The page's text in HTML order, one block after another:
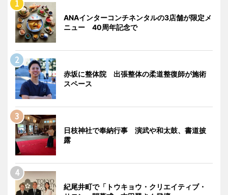
ANAインターコンチネンタルの3店舗が限定メ
ニュー 40周年記念で
赤坂に整体院 出張整体の柔道整復師が施術
スペース
日枝神社で奉納行事 演武や和太鼓、書道披
露
紀尾井町で「トウキョウ・クリエイティブ・